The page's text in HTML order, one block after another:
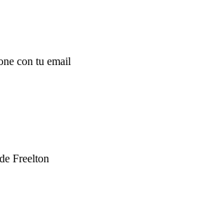
con tu email
Freelton